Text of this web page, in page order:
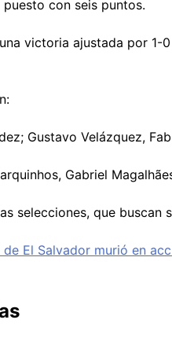
con seis puntos.
victoria ajustada por 1-
Gustavo Velázquez,
Gabriel
selecciones, que buscan
El Salvador murió en